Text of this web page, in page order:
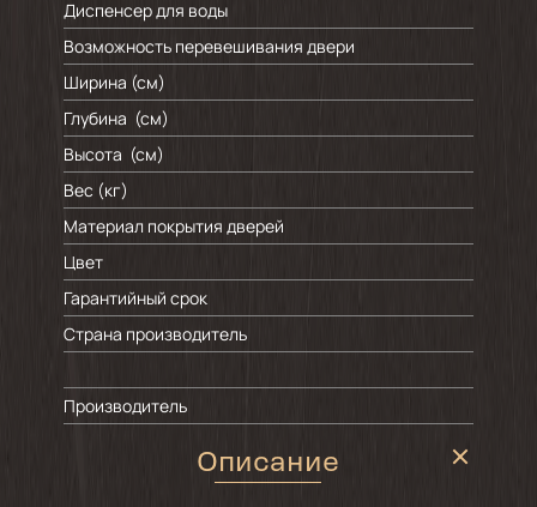
Диспенсер для воды
Возможность перевешивания двери
Ширина (см)
Глубина (см)
Высота (см)
Вес (кг)
Материал покрытия дверей
Цвет
Гарантийный срок
Страна производитель
Производитель
Описание